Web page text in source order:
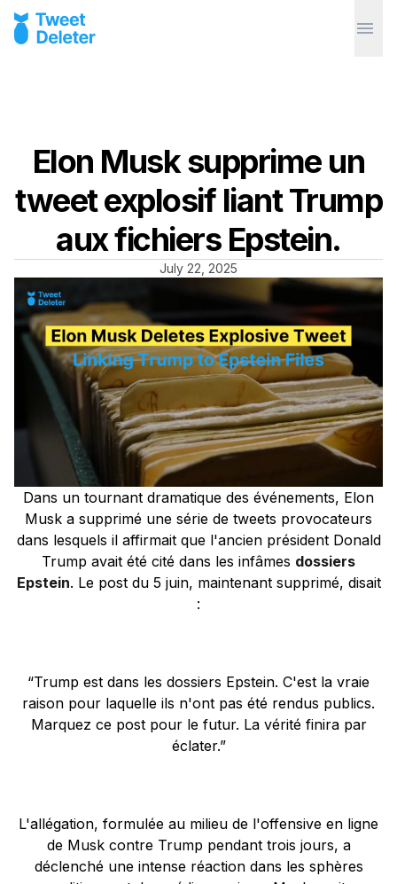
Elon Musk supprime un
tweet explosif liant Trump
aux fichiers Epstein.
July 22, 2025
Dans un tournant dramatique des événements, Elon
Musk a supprimé une série de tweets provocateurs
dans lesquels il affirmait que l'ancien président Donald
Trump avait été cité dans les infâmes dossiers
Epstein. Le post du 5 juin, maintenant supprimé, disait
:
“Trump est dans les dossiers Epstein. C'est la vraie
raison pour laquelle ils n'ont pas été rendus publics.
Marquez ce post pour le futur. La vérité finira par
éclater.”
L'allégation, formulée au milieu de l'offensive en ligne
de Musk contre Trump pendant trois jours, a
déclenché une intense réaction dans les sphères